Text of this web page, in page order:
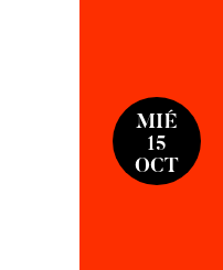
MIÉ
15
OCT